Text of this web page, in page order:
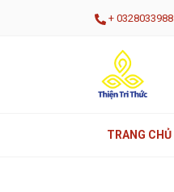
+ 0328033988
TRANG CHỦ